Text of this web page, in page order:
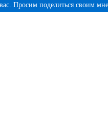
Просим поделиться своим